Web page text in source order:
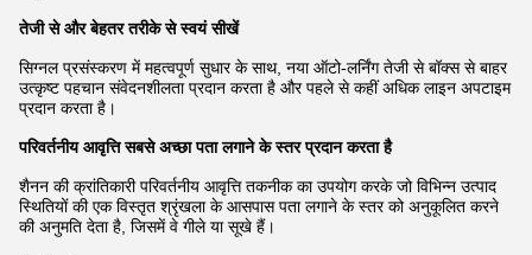
तेजी से और बेहतर तरीके से स्वयं सीखें
सिग्नल प्रसंस्करण में महत्वपूर्ण सुधार के साथ, नया ऑटो-लर्निंग तेजी से बॉक्स से बाहर
उत्कृष्ट पहचान संवेदनशीलता प्रदान करता है और पहले से कहीं अधिक लाइन अपटाइम
प्रदान करता है।
परिवर्तनीय आवृत्ति सबसे अच्छा पता लगाने के स्तर प्रदान करता है
शैनन की क्रांतिकारी परिवर्तनीय आवृत्ति तकनीक का उपयोग करके जो विभिन्न उत्पाद
स्थितियों की एक विस्तृत श्रृंखला के आसपास पता लगाने के स्तर को अनुकूलित करने
की अनुमति देता है, जिसमें वे गीले या सूखे हैं।